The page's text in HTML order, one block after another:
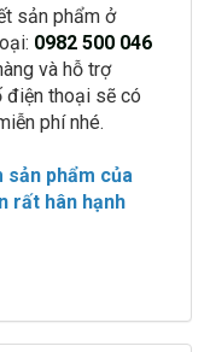
sản phẩm ở
0982 500 046
và hỗ trợ
điện thoại sẽ có
phí nhé.
sản phẩm của
rất hân hạnh